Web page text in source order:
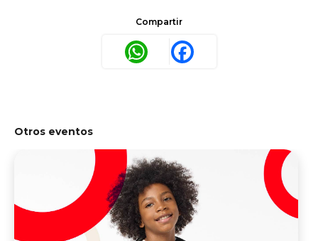
Compartir
WhatsAppFacebook
Otros eventos